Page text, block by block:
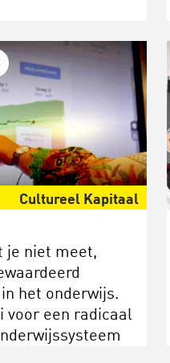
Cultureel Kapitaal
je niet meet,
het onderwijs.
voor een radicaal